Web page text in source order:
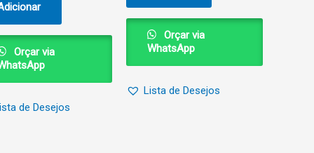
Orçar via
de Desejos
Orçar via
WhatsApp
Lista de Desejos